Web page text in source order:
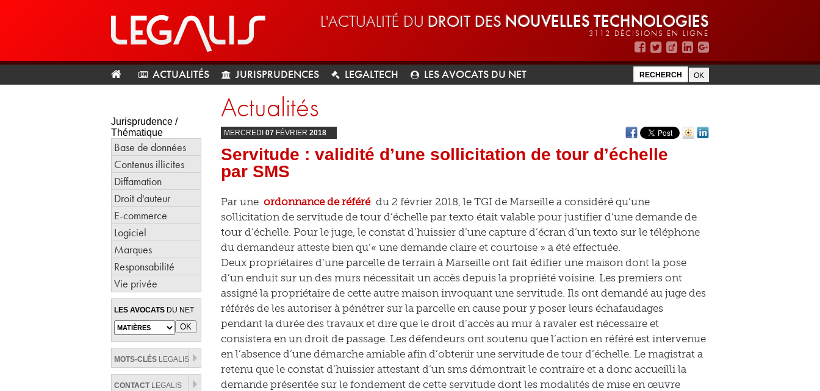
L'ACTUALITÉ DU DROIT DES NOUVELLES TECHNOLOGIES
3112 DÉCISIONS EN LIGNE
ACTUALITÉS JURISPRUDENCES LEGALTECH LES AVOCATS DU NET
Jurisprudence /
Thématique
Base de données
Contenus illicites
Diffamation
Droit d'auteur
E-commerce
Logiciel
Marques
Responsabilité
Vie privée
LES AVOCATS DU NET
MOTS-CLÉS LEGALIS
CONTACTLEGALIS
Actualités
MERCREDI 07 FÉVRIER 2018
Servitude : validité d’une sollicitation de tour d’échelle
par SMS
Par une ordonnance de référé du 2 février 2018, le TGI de Marseille a considéré qu’une
sollicitation de servitude de tour d’échelle par texto était valable pour justifier d’une demande de
tour d’échelle. Pour le juge, le constat d’huissier d’une capture d’écran d’un texto sur le téléphone
du demandeur atteste bien qu’« une demande claire et courtoise » a été effectuée.
Deux propriétaires d’une parcelle de terrain à Marseille ont fait édifier une maison dont la pose
d’un enduit sur un des murs nécessitait un accès depuis la propriété voisine. Les premiers ont
assigné la propriétaire de cette autre maison invoquant une servitude. Ils ont demandé au juge des
référés de les autoriser à pénétrer sur la parcelle en cause pour y poser leurs échafaudages
pendant la durée des travaux et dire que le droit d’accès au mur à ravaler est nécessaire et
consistera en un droit de passage. Les défendeurs ont soutenu que l’action en référé est intervenue
en l’absence d’une démarche amiable afin d’obtenir une servitude de tour d’échelle. Le magistrat a
retenu que le constat d’huissier attestant d’un sms démontrait le contraire et a donc accueilli la
demande présentée sur le fondement de cette servitude dont les modalités de mise en œuvre